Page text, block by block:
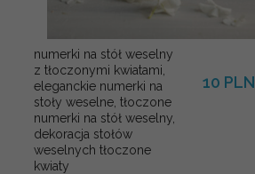
numerki na stół weselny
z tłoczonymi kwiatami,
eleganckie numerki na
stoły weselne, tłoczone
numerki na stół weselny,
dekoracja stołów
weselnych tłoczone
kwiaty
10 PLN